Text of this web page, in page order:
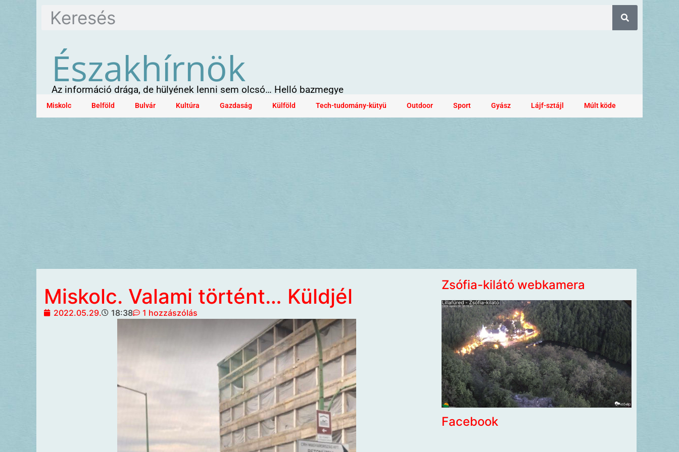
Északhírnök
Az információ drága, de hülyének lenni sem olcsó… Helló bazmegye
Miskolc Belföld Bulvár Kultúra Gazdaság Külföld Tech-tudomány-kütyü Outdoor Sport Gyász Lájf-sztájl Múlt köde
Miskolc. Valami történt… Küldjél
2022.05.29. 18:38 1 hozzászólás
Zsófia-kilátó webkamera
Facebook